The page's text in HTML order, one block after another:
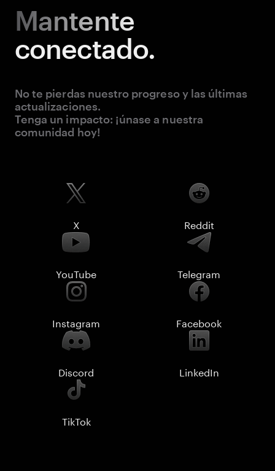
Mantente
conectado.
No te pierdas nuestro progreso y las últimas
actualizaciones.
Tenga un impacto: ¡únase a nuestra
comunidad hoy!
X Reddit
YouTube Telegram
Instagram Facebook
Discord LinkedIn
TikTok